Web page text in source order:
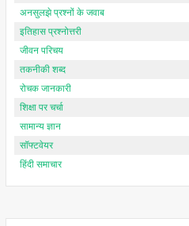
अनसुलझे प्रश्नों के जवाब
इतिहास प्रश्नोत्तरी
जीवन परिचय
तकनीकी शब्द
रोचक जानकारी
शिक्षा पर चर्चा
सामान्य ज्ञान
सॉफ्टवेयर
हिंदी समाचार